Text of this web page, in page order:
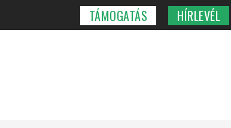
TÁMOGATÁS HÍRLEVÉL